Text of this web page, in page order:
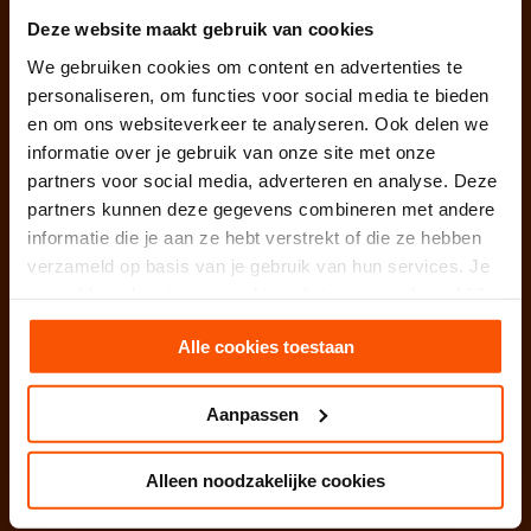
Deze website maakt gebruik van cookies
We gebruiken cookies om content en advertenties te
personaliseren, om functies voor social media te bieden
en om ons websiteverkeer te analyseren. Ook delen we
informatie over je gebruik van onze site met onze
partners voor social media, adverteren en analyse. Deze
partners kunnen deze gegevens combineren met andere
informatie die je aan ze hebt verstrekt of die ze hebben
verzameld op basis van je gebruik van hun services. Je
gebruiken.
Alle cookies toestaan
Aanpassen
Alleen noodzakelijke cookies
Relatiebureau Arnhem
Relatiebureau Brabant
Relatiebureau Breda
Relatiebureau Den Bosch
Relatiebureau Drenthe
Relatiebureau Deventer
Relatiebureau Dordrecht
Relatiebureau Eindhoven
Relatiebureau Enschede